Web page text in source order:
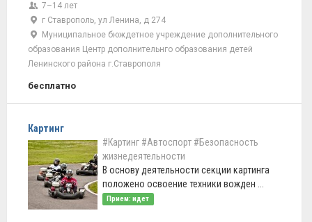
7–14 лет
г Ставрополь, ул Ленина, д 274
Муниципальное бюждетное учреждение дополнительного
образования Центр дополнительнго образования детей
Ленинского района г.Ставрополя
бесплатно
Картинг
#Картинг #Автоспорт #Безопасность
жизнедеятельности
В основу деятельности секции картинга
положено освоение техники вожден ...
Прием: идет